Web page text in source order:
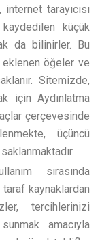
tarayıcısı
kaydedilen küçük
da bilinirler. Bu
öğeler ve
Sitemizde,
için Aydınlatma
çerçevesinde
üçüncü
sırasında
kaynaklardan
tercihlerinizi
amacıyla